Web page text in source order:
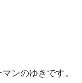
ンのゆきです。